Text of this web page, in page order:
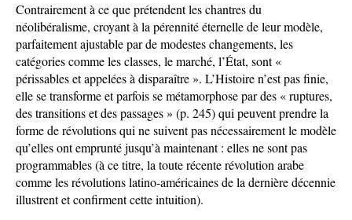
Contrairement à ce que prétendent les chantres du
néolibéralisme, croyant à la pérennité éternelle de leur modèle,
parfaitement ajustable par de modestes changements, les
catégories comme les classes, le marché, l’État, sont «
périssables et appelées à disparaître ». L’Histoire n’est pas finie,
elle se transforme et parfois se métamorphose par des « ruptures,
des transitions et des passages » (p. 245) qui peuvent prendre la
forme de révolutions qui ne suivent pas nécessairement le modèle
qu’elles ont emprunté jusqu’à maintenant : elles ne sont pas
programmables (à ce titre, la toute récente révolution arabe
comme les révolutions latino-américaines de la dernière décennie
illustrent et confirment cette intuition).